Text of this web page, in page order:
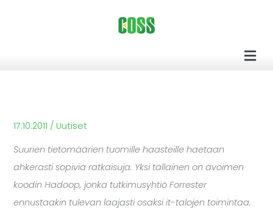
17.10.2011 / Uutiset
Suurien tietomäärien tuomille haasteille haetaan
ahkerasti sopivia ratkaisuja. Yksi tällainen on avoimen
koodin Hadoop, jonka tutkimusyhtiö Forrester
ennustaakin tulevan laajasti osaksi it-talojen toimintaa.